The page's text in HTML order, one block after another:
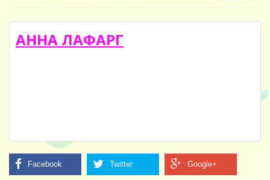
АННА ЛАФАРГ